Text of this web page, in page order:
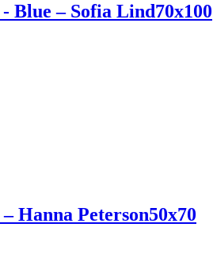
Blue – Sofia Lind70x100
Hanna Peterson50x70